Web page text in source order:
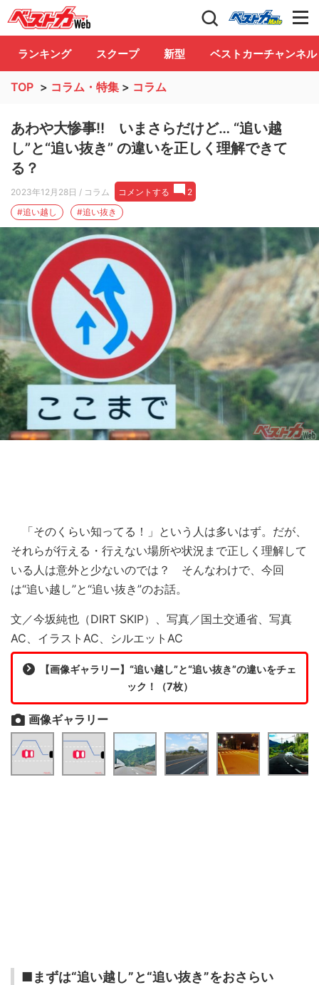
自動車情報誌「ベストカー」 Club
ランキング スクープ 新型 ベストカーチャンネル
TOP > コラム・特集 > コラム
あわや大惨事!! いまさらだけど… “追い越
し”と“追い抜き” の違いを正しく理解できて
る？
2023年12月28日 / コラム コメントする
2
#追い越し
#追い抜き
「そのくらい知ってる！」という人は多いはず。だが、
それらが行える・行えない場所や状況まで正しく理解して
いる人は意外と少ないのでは？ そんなわけで、今回
は“追い越し”と“追い抜き”のお話。
文／今坂純也（DIRT SKIP）、写真／国土交通省、写真
AC、イラストAC、シルエットAC
【画像ギャラリー】“追い越し”と“追い抜き”の違いをチェ
ック！（7枚）
画像ギャラリー
■まずは“追い越し”と“追い抜き”をおさらい